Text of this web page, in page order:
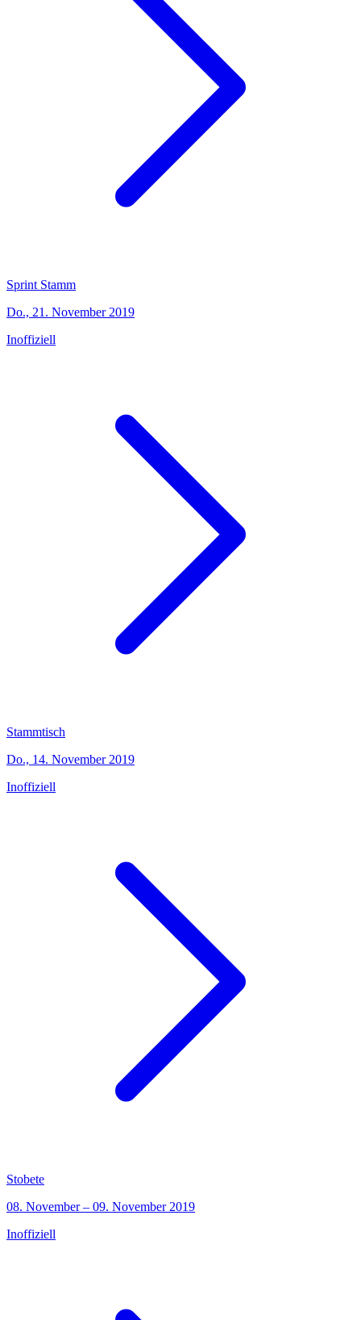
Sprint Stamm
Do., 21. November 2019
Inoffiziell
Stammtisch
Do., 14. November 2019
Inoffiziell
Stobete
08. November – 09. November 2019
Inoffiziell